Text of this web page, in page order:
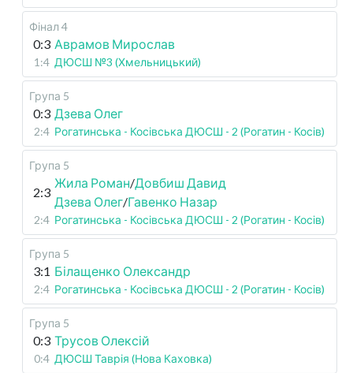
Фінал 4
0:3 Аврамов Мирослав
1:4 ДЮСШ №3 (Хмельницький)
Група 5
0:3 Дзева Олег
2:4 Рогатинська - Косівська ДЮСШ - 2 (Рогатин - Косів)
Група 5
2:3
Жила Роман/Довбиш Давид
Дзева Олег/Гавенко Назар
2:4 Рогатинська - Косівська ДЮСШ - 2 (Рогатин - Косів)
Група 5
3:1 Білащенко Олександр
2:4 Рогатинська - Косівська ДЮСШ - 2 (Рогатин - Косів)
Група 5
0:3 Трусов Олексій
0:4 ДЮСШ Таврія (Нова Каховка)